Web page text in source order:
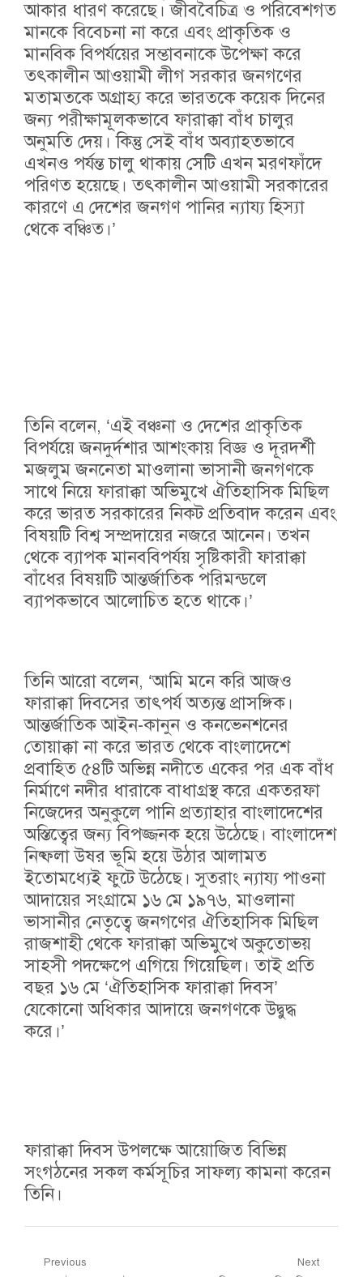
আকার ধারণ করেছে। জীববৈচিত্র ও পরিবেশগত
মানকে বিবেচনা না করে এবং প্রাকৃতিক ও
মানবিক বিপর্যয়ের সম্ভাবনাকে উপেক্ষা করে
তৎকালীন আওয়ামী লীগ সরকার জনগণের
মতামতকে অগ্রাহ্য করে ভারতকে কয়েক দিনের
জন্য পরীক্ষামূলকভাবে ফারাক্কা বাঁধ চালুর
অনুমতি দেয়। কিন্তু সেই বাঁধ অব্যাহতভাবে
এখনও পর্যন্ত চালু থাকায় সেটি এখন মরণফাঁদে
পরিণত হয়েছে। তৎকালীন আওয়ামী সরকারের
কারণে এ দেশের জনগণ পানির ন্যায্য হিস্যা
থেকে বঞ্চিত।’
তিনি বলেন, ‘এই বঞ্চনা ও দেশের প্রাকৃতিক
বিপর্যয়ে জনদুর্দশার আশংকায় বিজ্ঞ ও দূরদর্শী
মজলুম জননেতা মাওলানা ভাসানী জনগণকে
সাথে নিয়ে ফারাক্কা অভিমুখে ঐতিহাসিক মিছিল
করে ভারত সরকারের নিকট প্রতিবাদ করেন এবং
বিষয়টি বিশ্ব সম্প্রদায়ের নজরে আনেন। তখন
থেকে ব্যাপক মানববিপর্যয় সৃষ্টিকারী ফারাক্কা
বাঁধের বিষয়টি আন্তর্জাতিক পরিমন্ডলে
ব্যাপকভাবে আলোচিত হতে থাকে।’
তিনি আরো বলেন, ‘আমি মনে করি আজও
ফারাক্কা দিবসের তাৎপর্য অত্যন্ত প্রাসঙ্গিক।
আন্তর্জাতিক আইন-কানুন ও কনভেনশনের
তোয়াক্কা না করে ভারত থেকে বাংলাদেশে
প্রবাহিত ৫৪টি অভিন্ন নদীতে একের পর এক বাঁধ
নির্মাণে নদীর ধারাকে বাধাগ্রস্থ করে একতরফা
নিজেদের অনুকুলে পানি প্রত্যাহার বাংলাদেশের
অস্তিত্বের জন্য বিপজ্জনক হয়ে উঠেছে। বাংলাদেশ
নিষ্ফলা উষর ভূমি হয়ে উঠার আলামত
ইতোমধ্যেই ফুটে উঠেছে। সুতরাং ন্যায্য পাওনা
আদায়ের সংগ্রামে ১৬ মে ১৯৭৬, মাওলানা
ভাসানীর নেতৃত্বে জনগণের ঐতিহাসিক মিছিল
রাজশাহী থেকে ফারাক্কা অভিমুখে অকুতোভয়
সাহসী পদক্ষেপে এগিয়ে গিয়েছিল। তাই প্রতি
বছর ১৬ মে ‘ঐতিহাসিক ফারাক্কা দিবস’
যেকোনো অধিকার আদায়ে জনগণকে উদ্বুদ্ধ
করে।’
ফারাক্কা দিবস উপলক্ষে আয়োজিত বিভিন্ন
সংগঠনের সকল কর্মসূচির সাফল্য কামনা করেন
তিনি।
Post
Previous
Next